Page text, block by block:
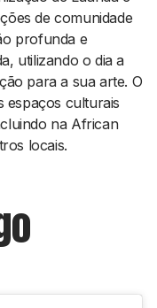
de comunidade
profunda e
utilizando o dia a
para a sua arte. O
espaços culturais
na African
locais.